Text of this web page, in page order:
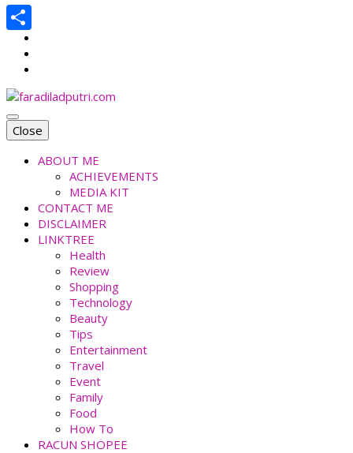
faradiladputri.com
Indonesian Millennial Mom and Lifestyle Blogger
Close
ABOUT ME
ACHIEVEMENTS
MEDIA KIT
CONTACT ME
DISCLAIMER
LINKTREE
Health
Review
Shopping
Technology
Beauty
Tips
Entertainment
Travel
Event
Family
Food
How To
RACUN SHOPEE
Email
Share